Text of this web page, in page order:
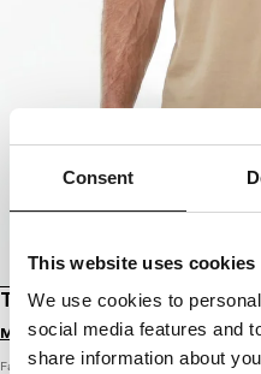
Consent
This website uses cookies
We use cookies to
social media features and
share information about
T-SHIRT O'SIDE
Melde dich an, um Preise zu sehen
Farbe: sand